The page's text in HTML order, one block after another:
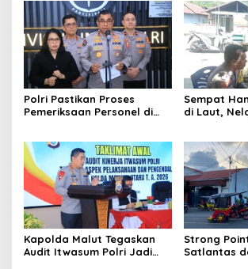
Polri Pastikan Proses
Pemeriksaan Personel di
Transparan
Sempat
di Laut,
Utara
Kapolda Malut Tegaskan
Audit Itwasum Polri Jadi
Strong
Satlantas